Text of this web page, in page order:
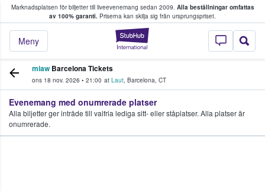
Marknadsplatsen för biljetter till liveevenemang sedan 2009. Alla beställningar omfattas
av 100% garanti. Priserna kan skilja sig från ursprungspriset.
StubHub – där
Meny
köper och säljer biljetter.
miaw Barcelona Tickets
ons 18 nov. 2026 • 21:00 at Laut, Barcelona, CT
Evenemang med onumrerade platser
Alla biljetter ger inträde till valfria lediga sitt- eller ståplatser. Alla platser är
onumrerade.